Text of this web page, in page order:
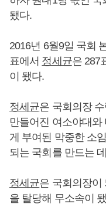
됐다.
2016년 6월9일 국회
표에서 정세균은 287
이 됐다.
정세균은 국회의장
만들어진 여소야대와
게 부여된 막중한 소
되는 국회를 만드는
정세균은 국회의장이
을 탈당해 무소속이